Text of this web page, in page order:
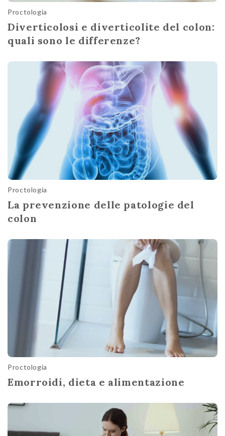
Proctologia
Diverticolosi e diverticolite del colon:
quali sono le differenze?
Proctologia
La prevenzione delle patologie del
colon
Proctologia
Emorroidi, dieta e alimentazione